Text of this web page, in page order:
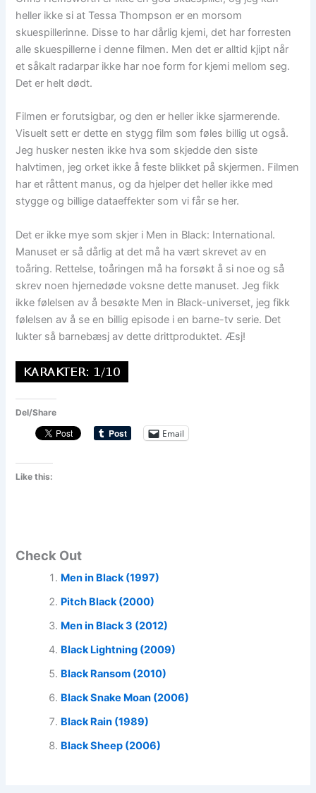
heller ikke si at Tessa Thompson er en morsom
skuespillerinne. Disse to har dårlig kjemi, det har forresten
alle skuespillerne i denne filmen. Men det er alltid kjipt når
et såkalt radarpar ikke har noe form for kjemi mellom seg.
Det er helt dødt.
Filmen er forutsigbar, og den er heller ikke sjarmerende.
Visuelt sett er dette en stygg film som føles billig ut også.
Jeg husker nesten ikke hva som skjedde den siste
halvtimen, jeg orket ikke å feste blikket på skjermen. Filmen
har et råttent manus, og da hjelper det heller ikke med
stygge og billige dataeffekter som vi får se her.
Det er ikke mye som skjer i Men in Black: International.
Manuset er så dårlig at det må ha vært skrevet av en
toåring. Rettelse, toåringen må ha forsøkt å si noe og så
skrev noen hjernedøde voksne dette manuset. Jeg fikk
ikke følelsen av å besøkte Men in Black-universet, jeg fikk
følelsen av å se en billig episode i en barne-tv serie. Det
lukter så barnebæsj av dette drittproduktet. Æsj!
Del/Share
Email
Like this:
Check Out
Men in Black (1997)
Pitch Black (2000)
Men in Black 3 (2012)
Black Lightning (2009)
Black Ransom (2010)
Black Snake Moan (2006)
Black Rain (1989)
Black Sheep (2006)